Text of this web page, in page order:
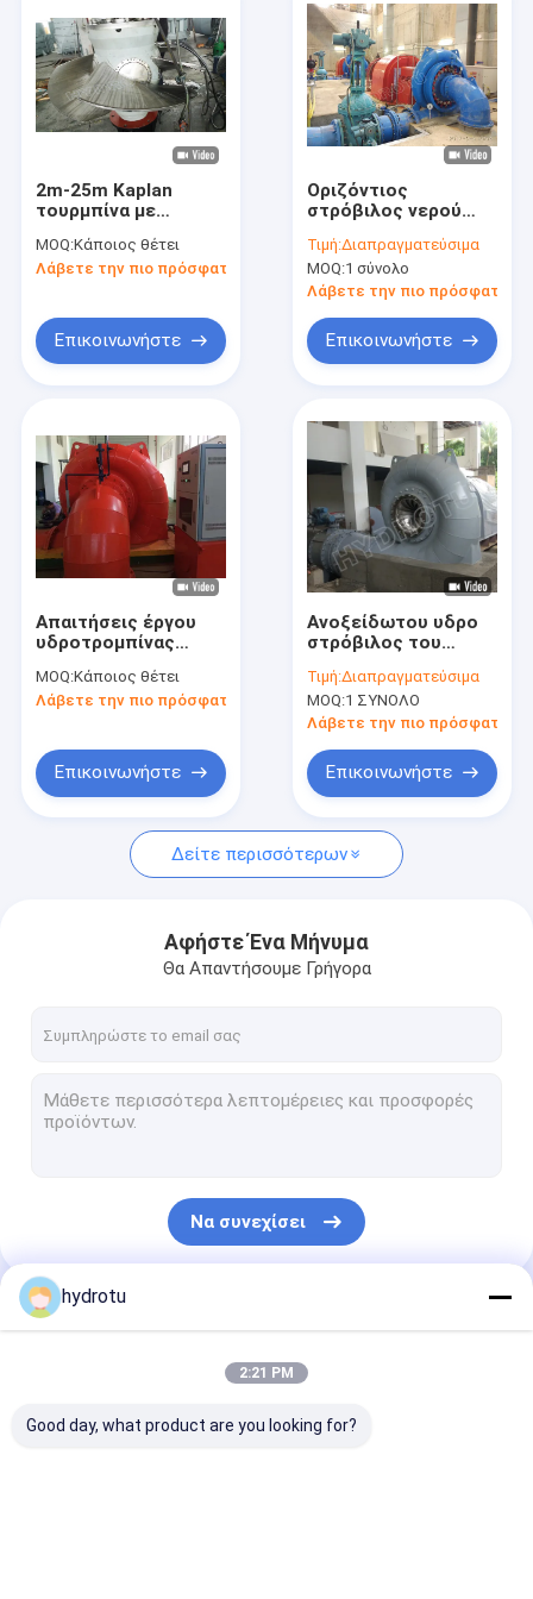
Προϊόντα
Περίπου εμείς
Γύρος εργοστασίων
Ειδήσεις
Περιπτώσεις
Pelton Hydro δυναμικού αεροστροβίλου
Francis Hydro δυναμικού αεροστροβίλου
Λάμπα υδροηλεκτρικής ενέργειας δυναμικού
S τύπου δυναμικού αεροστροβίλου
Pelton στρόβιλο Runner
Στεγανοποιημένο βαλβίδα τύπου πεταλούδας
2m-25m Kaplan
τουρμπίνα με
και συγχρονισμένη
γεννήτρια
MOQ:Κάποιος θέτει
Λάβετε την πιο πρόσφατη τιμή
Επικοινωνήστε
Οριζόντιος
στρόβιλος νερού
ανοξείδωτου
άξονων για την
ικανότητα κάτω από
Τιμή:Διαπραγματεύσιμα
MOQ:1 σύνολο
Λάβετε την πιο πρόσφατη
Επικοινωνήστε
Απαιτήσεις έργου
υδροτρομπίνας
Francis για
ανανεώσιμες πηγές
MOQ:Κάποιος θέτει
Λάβετε την πιο πρόσφατη τιμή
Επικοινωνήστε
Ανοξείδωτου υδρο
στρόβιλος του
επικεφαλής για τις
εγκαταστάσεις
παραγωγής
Τιμή:Διαπραγματεύσιμα
MOQ:1 ΣΥΝΟΛΟ
Λάβετε την πιο πρόσφατη
Επικοινωνήστε
Δείτε περισσότερων
Αφήστε Ένα Μήνυμα
Θα Απαντήσουμε Γρήγορα
Να συνεχίσει
Οι Κατηγορίες Μας
hydrotu
2:21 PM
Good day, what product are you looking for?